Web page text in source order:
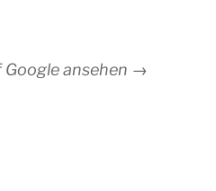
Google ansehen →